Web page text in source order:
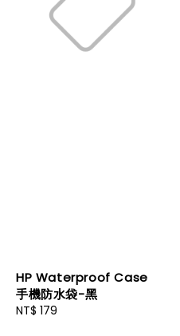
HP Waterproof Case
手機防水袋-黑
Regular
NT$ 179